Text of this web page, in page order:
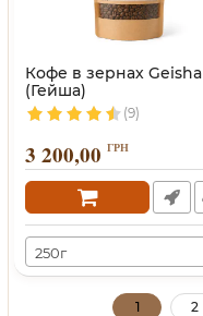
Кофе в зернах Geisha
(Гейша)
(9)
3 200,00 ГРН
250г
1 2